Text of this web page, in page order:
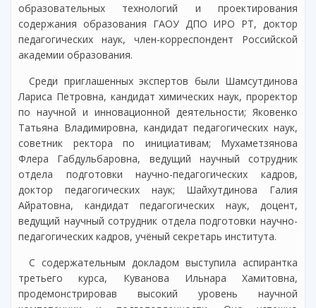
образовательных технологий и проектирования
содержания образования ГАОУ ДПО ИРО РТ, доктор
педагогических наук, член-корреспондент Российской
академии образования.
Среди приглашенных экспертов были Шамсутдинова
Лариса Петровна, кандидат химических наук, проректор
по научной и инновационной деятельности; Яковенко
Татьяна Владимировна, кандидат педагогических наук,
советник ректора по инициативам; Мухаметзянова
Флера Габдульбаровна, ведущий научный сотрудник
отдела подготовки научно-педагогических кадров,
доктор педагогических наук; Шайхутдинова Галия
Айратовна, кандидат педагогических наук, доцент,
ведущий научный сотрудник отдела подготовки научно-
педагогических кадров, учёный секретарь института.
С содержательным докладом выступила аспирантка
третьего курса, Куванова Ильнара Хамитовна,
продемонстрировав высокий уровень научной